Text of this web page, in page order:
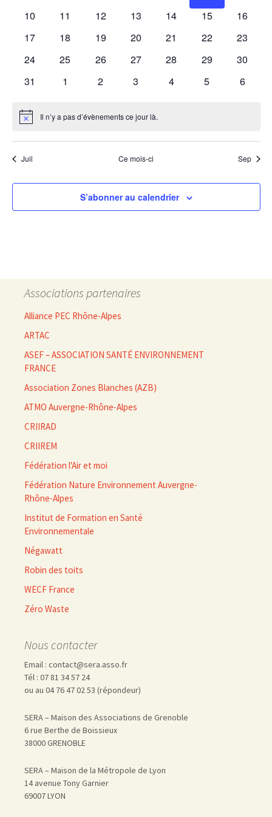
évènementsévènements
0
10
0
11
0
12
0
13
0
14
0
15
0
16
0
17
0
18
0
19
0
20
0
21
0
22
0
23
0
24
0
25
0
26
0
27
0
28
0
29
0
30
0
31
0
1
0
2
0
3
0
4
0
5
0
6
Notice Il n’y a pas d’évènements ce jour là.
Juil Ce mois-ci Sep
S’abonner au calendrier
Associations partenaires
Alliance PEC Rhône-Alpes
ARTAC
ASEF – ASSOCIATION SANTÉ ENVIRONNEMENT
FRANCE
Association Zones Blanches (AZB)
ATMO Auvergne-Rhône-Alpes
CRIIRAD
CRIIREM
Fédération l'Air et moi
Fédération Nature Environnement Auvergne-
Rhône-Alpes
Institut de Formation en Santé
Environnementale
Négawatt
Robin des toits
WECF France
Zéro Waste
Nous contacter
Email : contact@sera.asso.fr
Tél : 07 81 34 57 24
ou au 04 76 47 02 53 (répondeur)
SERA – Maison des Associations de Grenoble
6 rue Berthe de Boissieux
38000 GRENOBLE
SERA – Maison de la Métropole de Lyon
14 avenue Tony Garnier
69007 LYON